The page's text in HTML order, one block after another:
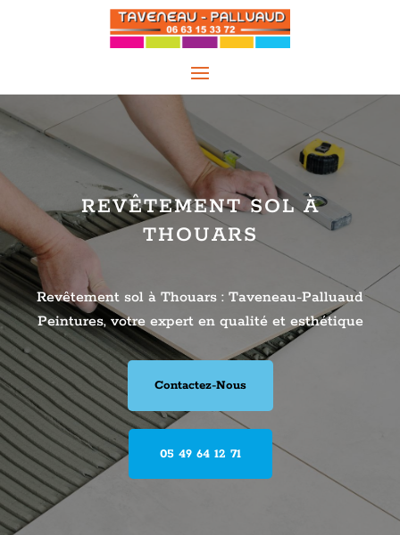
REVÊTEMENT SOL À
THOUARS
Revêtement sol à Thouars : Taveneau-Palluaud
Peintures, votre expert en qualité et esthétique
Contactez-Nous
05 49 64 12 71